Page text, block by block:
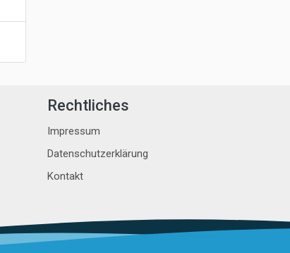
Rechtliches
Impressum
Datenschutzerklärung
Kontakt